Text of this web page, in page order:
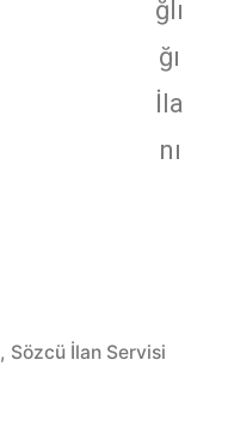
ğlı
ğı
İla
nı
, Sözcü İlan Servisi